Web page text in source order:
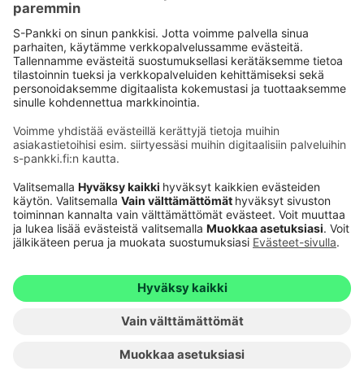
Käyttöehdot
Saavutettavuusseloste
Evästeet
Verkkopalvelujen käytön edellytykset